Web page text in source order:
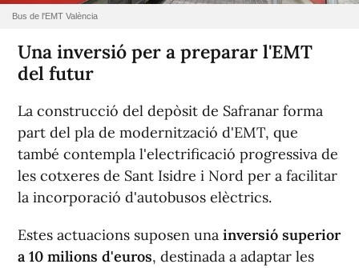
Bus de l'EMT València
Una inversió per a preparar l'EMT
del futur
La construcció del depòsit de Safranar forma
part del pla de modernització d'EMT, que
també contempla l'electrificació progressiva de
les cotxeres de Sant Isidre i Nord per a facilitar
la incorporació d'autobusos elèctrics.
Estes actuacions suposen una inversió superior
a 10 milions d'euros, destinada a adaptar les